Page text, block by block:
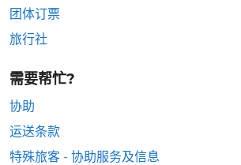
团体订票
旅行社
需要帮忙?
协助
运送条款
特殊旅客 - 协助服务及信息